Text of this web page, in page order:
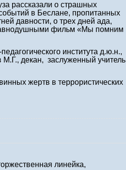
рассказали о страшных
в Беслане, пропитанных
давности, о трех дней ада,
фильм «Мы помним
института д.ю.н.,
декан, заслуженный учитель
жертв в террористических
линейка,